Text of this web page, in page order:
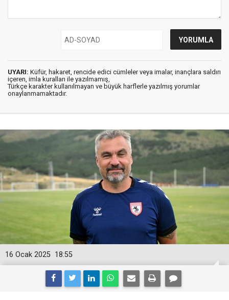
UYARI: Küfür, hakaret, rencide edici cümleler veya imalar, inançlara saldırı
içeren, imla kuralları ile yazılmamış,
Türkçe karakter kullanılmayan ve büyük harflerle yazılmış yorumlar
onaylanmamaktadır.
18:55
16 Ocak 2025